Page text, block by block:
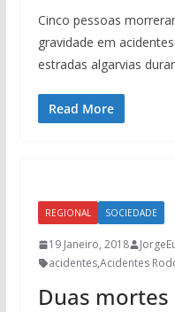
Cinco pessoas
gravidade em
estradas algarvias
Read More
REGIONAL SOCIEDADE
19 Janeiro, 2018
acidentes,Acidentes
Duas mortes